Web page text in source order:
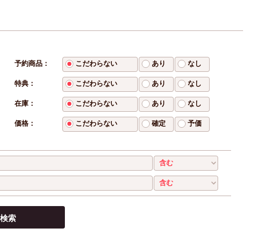
予約商品： こだわらない あり なし
特典： こだわらない あり なし
在庫： こだわらない あり なし
価格： こだわらない 確定 予価
検索